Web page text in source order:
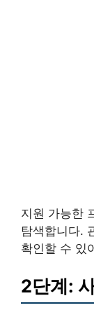
지원 가능한
탐색합니다.
확인할 수 있
2단계: